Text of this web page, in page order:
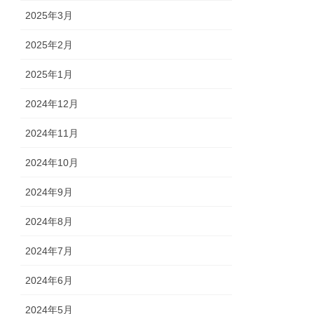
2025年3月
2025年2月
2025年1月
2024年12月
2024年11月
2024年10月
2024年9月
2024年8月
2024年7月
2024年6月
2024年5月